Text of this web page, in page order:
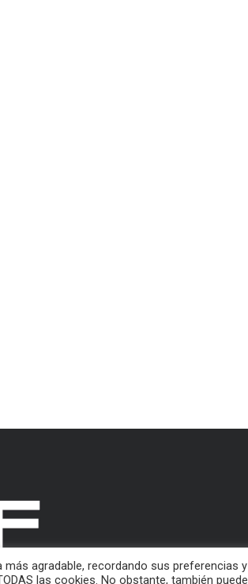
agradable, recordando sus preferencias y
las cookies. No obstante, también puede